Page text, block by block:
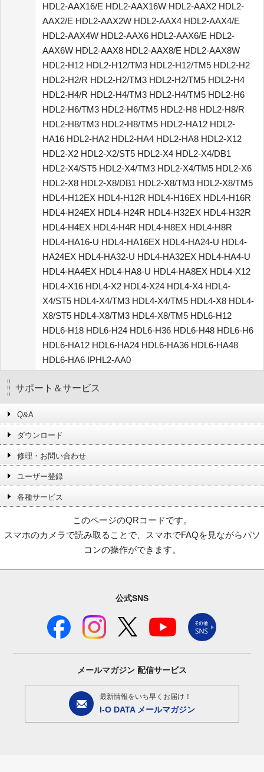
HDL2-AAX16/E HDL2-AAX16W HDL2-AAX2 HDL2-
AAX2/E HDL2-AAX2W HDL2-AAX4 HDL2-AAX4/E
HDL2-AAX4W HDL2-AAX6 HDL2-AAX6/E HDL2-
AAX6W HDL2-AAX8 HDL2-AAX8/E HDL2-AAX8W
HDL2-H12 HDL2-H12/TM3 HDL2-H12/TM5 HDL2-H2
HDL2-H2/R HDL2-H2/TM3 HDL2-H2/TM5 HDL2-H4
HDL2-H4/R HDL2-H4/TM3 HDL2-H4/TM5 HDL2-H6
HDL2-H6/TM3 HDL2-H6/TM5 HDL2-H8 HDL2-H8/R
HDL2-H8/TM3 HDL2-H8/TM5 HDL2-HA12 HDL2-
HA16 HDL2-HA2 HDL2-HA4 HDL2-HA8 HDL2-X12
HDL2-X2 HDL2-X2/ST5 HDL2-X4 HDL2-X4/DB1
HDL2-X4/ST5 HDL2-X4/TM3 HDL2-X4/TM5 HDL2-X6
HDL2-X8 HDL2-X8/DB1 HDL2-X8/TM3 HDL2-X8/TM5
HDL4-H12EX HDL4-H12R HDL4-H16EX HDL4-H16R
HDL4-H24EX HDL4-H24R HDL4-H32EX HDL4-H32R
HDL4-H4EX HDL4-H4R HDL4-H8EX HDL4-H8R
HDL4-HA16-U HDL4-HA16EX HDL4-HA24-U HDL4-
HA24EX HDL4-HA32-U HDL4-HA32EX HDL4-HA4-U
HDL4-HA4EX HDL4-HA8-U HDL4-HA8EX HDL4-X12
HDL4-X16 HDL4-X2 HDL4-X24 HDL4-X4 HDL4-
X4/ST5 HDL4-X4/TM3 HDL4-X4/TM5 HDL4-X8 HDL4-
X8/ST5 HDL4-X8/TM3 HDL4-X8/TM5 HDL6-H12
HDL6-H18 HDL6-H24 HDL6-H36 HDL6-H48 HDL6-H6
HDL6-HA12 HDL6-HA24 HDL6-HA36 HDL6-HA48
HDL6-HA6 IPHL2-AA0
サポート＆サービス
Q&A
ダウンロード
修理・お問い合わせ
ユーザー登録
各種サービス
このページのQRコードです。
スマホのカメラで読み取ることで、スマホでFAQを見ながらパソ
コンの操作ができます。
公式SNS
メールマガジン 配信サービス
最新情報をいち早くお届け！
I-O DATA メールマガジン